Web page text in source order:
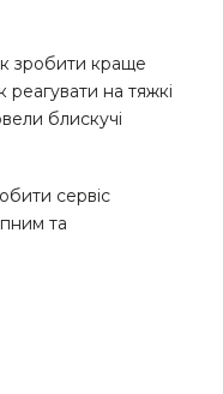
зробити краще
на тяжкі
блискучі
сервіс
та